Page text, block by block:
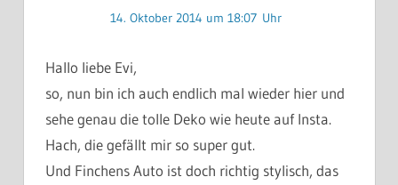
14. Oktober 2014 um 18:07 Uhr
Hallo liebe Evi,
so, nun bin ich auch endlich mal wieder hier und
sehe genau die tolle Deko wie heute auf Insta.
Hach, die gefällt mir so super gut.
Und Finchens Auto ist doch richtig stylisch, das